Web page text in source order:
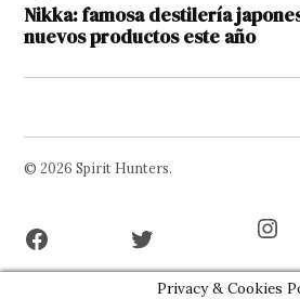
Nikka: famosa destilería
nuevos productos este año
© 2026 Spirit Hunters.
Privacy & Cookies